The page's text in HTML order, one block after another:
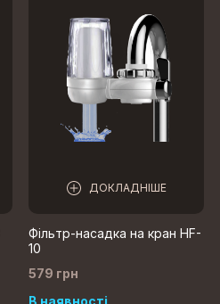
ДОКЛАДНІШЕ
Фільтр-насадка на кран HF-
10
579 грн
В наявності